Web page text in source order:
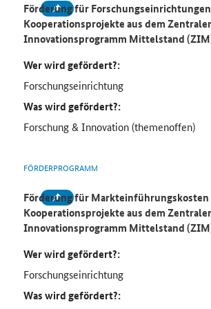
Förderung für
Kooperationsprojekte aus dem
Innovationsprogramm Mittelstand
Wer wird gefördert?:
Forschungseinrichtung
Was wird gefördert?:
Forschung & Innovation (themenoffen)
FÖRDERPROGRAMM
Förderung für
Kooperationsprojekte aus dem
Innovationsprogramm Mittelstand
Wer wird gefördert?:
Forschungseinrichtung
Was wird gefördert?: